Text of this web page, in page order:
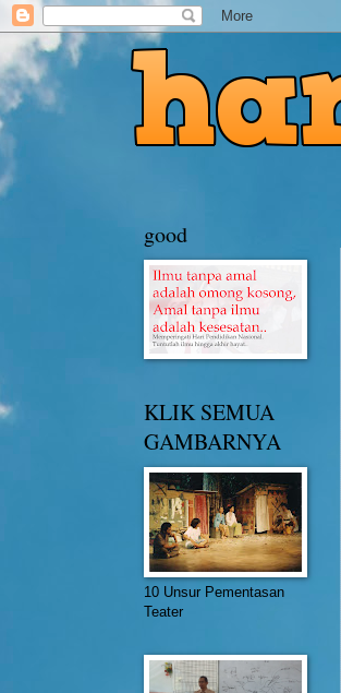
good
KLIK SEMUA
GAMBARNYA
10 Unsur Pementasan
Teater